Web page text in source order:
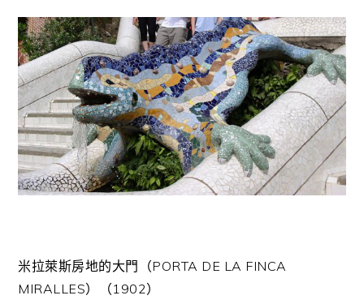
米拉萊斯房地的大門（PORTA DE LA FINCA
MIRALLES）（1902）